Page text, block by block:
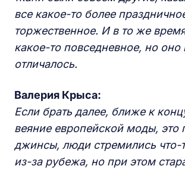
все какое-то более
торжественное. И в то же
какое-то повседневное, но оно
отличалось.
Валерия Крыса:
Если брать далее, ближе к
веяние европейской моды, это
джинсы, люди стремились что-
из-за рубежа, но при этом